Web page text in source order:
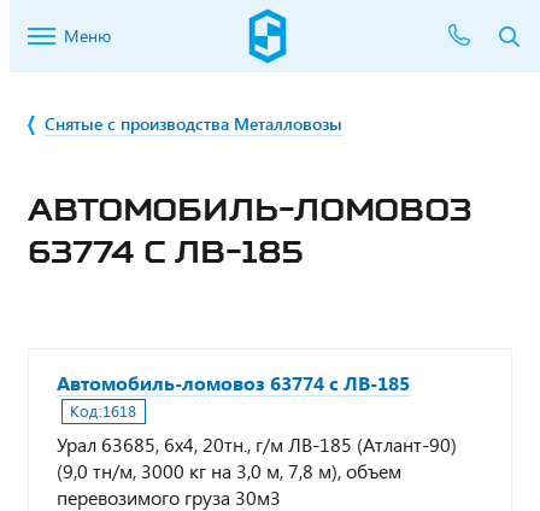
Меню
Снятые с производства Металловозы
АВТОМОБИЛЬ-ЛОМОВОЗ
63774 С ЛВ-185
Автомобиль-ломовоз 63774 с ЛВ-185
Код:1618
Урал 63685, 6х4, 20тн., г/м ЛВ-185 (Атлант-90)
(9,0 тн/м, 3000 кг на 3,0 м, 7,8 м), объем
перевозимого груза 30м3